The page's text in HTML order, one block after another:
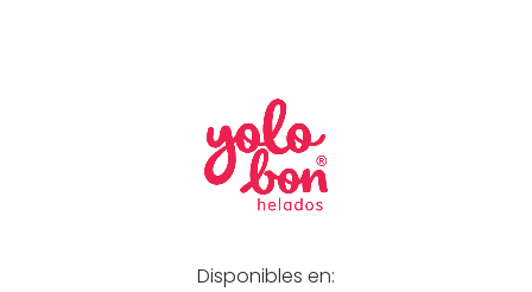
Disponibles en: